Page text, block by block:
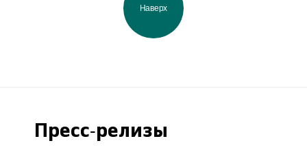
Наверх
Пресс-релизы